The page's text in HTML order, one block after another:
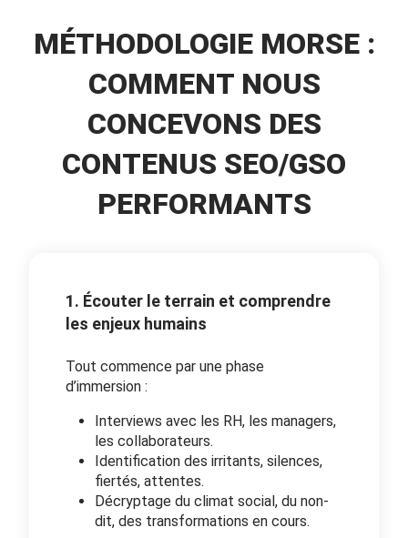
MÉTHODOLOGIE MORSE :
COMMENT NOUS
CONCEVONS DES
CONTENUS SEO/GSO
PERFORMANTS
1. Écouter le terrain et comprendre
les enjeux humains
Tout commence par une phase
d’immersion :
Interviews avec les RH, les managers,
les collaborateurs.
Identification des irritants, silences,
fiertés, attentes.
Décryptage du climat social, du non-
dit, des transformations en cours.